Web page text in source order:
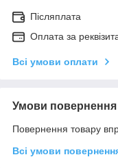
Післяплата
Оплата за
Всі умови оплати
Умови повернення
Повернення товару
Всі умови